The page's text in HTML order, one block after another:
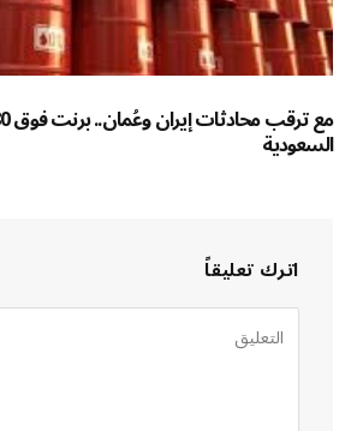
السعودية
اترك تعليقاً